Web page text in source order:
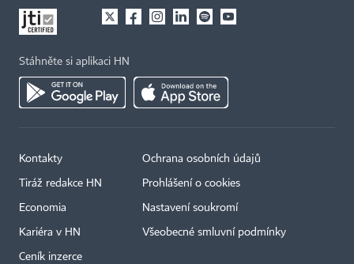
Stáhněte si aplikaci HN
Kontakty
Tiráž redakce HN
Economia
Kariéra v HN
Ceník inzerce
Ochrana osobních údajů
Prohlášení o cookies
Nastavení soukromí
Všeobecné smluvní podmínky